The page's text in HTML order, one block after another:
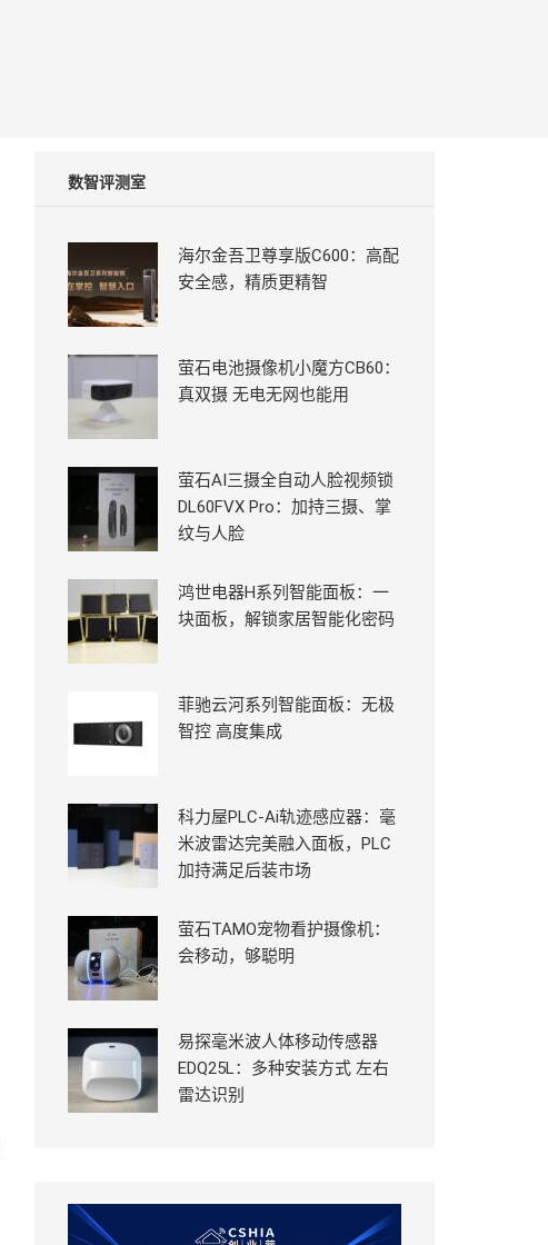
数智评测室
海尔金吾卫尊享版C600：高配
安全感，精质更精智
萤石电池摄像机小魔方CB60：
真双摄 无电无网也能用
萤石AI三摄全自动人脸视频锁
DL60FVX Pro：加持三摄、掌
纹与人脸
鸿世电器H系列智能面板：一
块面板，解锁家居智能化密码
菲驰云河系列智能面板：无极
智控 高度集成
科力屋PLC-Ai轨迹感应器：毫
米波雷达完美融入面板，PLC
加持满足后装市场
萤石TAMO宠物看护摄像机：
会移动，够聪明
易探毫米波人体移动传感器
EDQ25L：多种安装方式 左右
雷达识别